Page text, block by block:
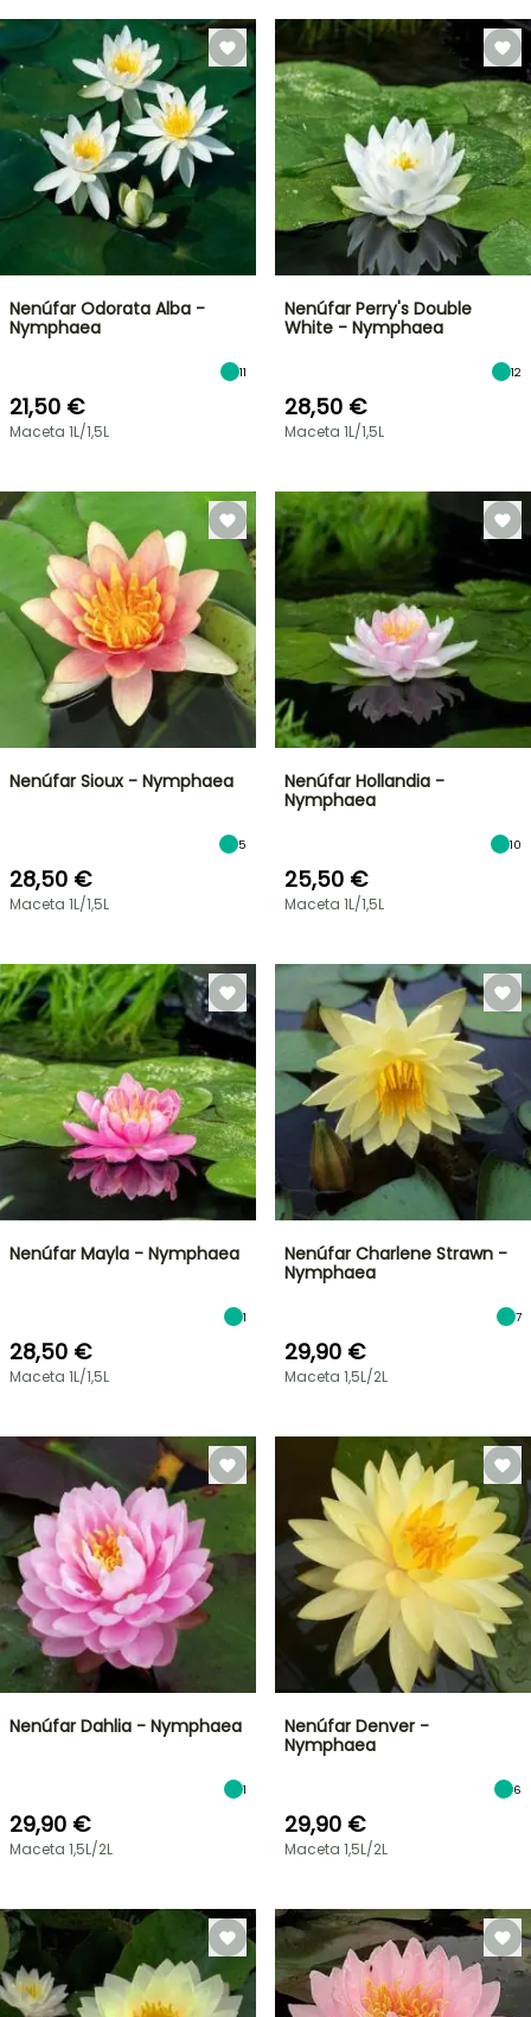
Nenúfar Odorata Alba -
Nymphaea
11
21,50 €
Maceta 1L/1,5L
Nenúfar Perry's Double
White - Nymphaea
12
28,50 €
Maceta 1L/1,5L
Nenúfar Sioux - Nymphaea
5
28,50 €
Maceta 1L/1,5L
Nenúfar Hollandia -
Nymphaea
10
25,50 €
Maceta 1L/1,5L
Nenúfar Mayla - Nymphaea
1
28,50 €
Maceta 1L/1,5L
Nenúfar Charlene Strawn -
Nymphaea
7
29,90 €
Maceta 1,5L/2L
Nenúfar Dahlia - Nymphaea
1
29,90 €
Maceta 1,5L/2L
Nenúfar Denver -
Nymphaea
6
29,90 €
Maceta 1,5L/2L